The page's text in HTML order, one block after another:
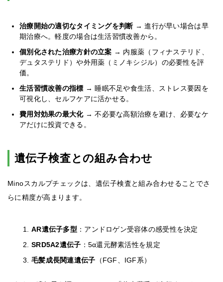
治療開始の適切なタイミングを判断 → 進行が早い場合は早
期治療へ。軽度の場合は生活習慣改善から。
個別化された治療方針の立案 → 内服薬（フィナステリド、
デュタステリド）や外用薬（ミノキシジル）の必要性を評
価。
生活習慣改善の指標 → 睡眠不足や食生活、ストレス要因を
可視化し、セルフケアに活かせる。
費用対効果の最大化 → 不必要な高額治療を避け、必要なケ
アだけに投資できる。
遺伝子検査との組み合わせ
Minoスカルプチェックは、遺伝子検査と組み合わせることでさ
らに精度が高まります。
AR遺伝子多型 ：アンドロゲン受容体の感受性を決定
SRD5A2遺伝子 ：5α還元酵素活性を規定
毛髪成長関連遺伝子 （FGF、IGF系）